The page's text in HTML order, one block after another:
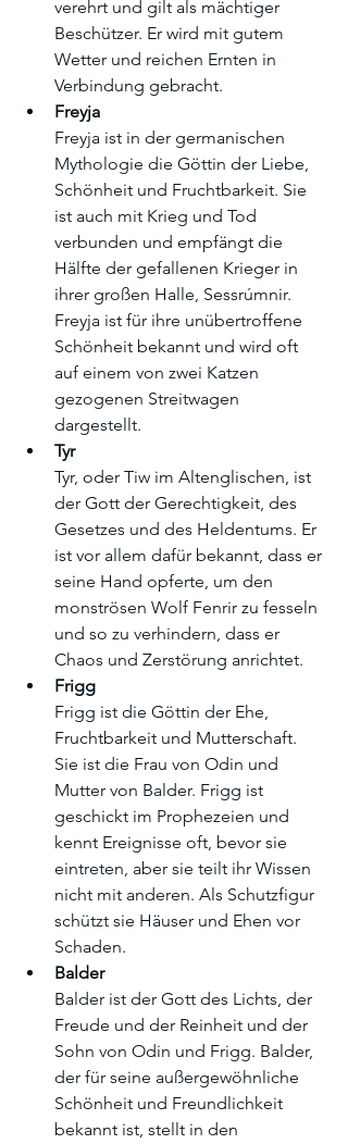
verehrt und gilt als mächtiger
Beschützer. Er wird mit gutem
Wetter und reichen Ernten in
Verbindung gebracht.
Freyja
Freyja ist in der germanischen
Mythologie die Göttin der Liebe,
Schönheit und Fruchtbarkeit. Sie
ist auch mit Krieg und Tod
verbunden und empfängt die
Hälfte der gefallenen Krieger in
ihrer großen Halle, Sessrúmnir.
Freyja ist für ihre unübertroffene
Schönheit bekannt und wird oft
auf einem von zwei Katzen
gezogenen Streitwagen
dargestellt.
Tyr
Tyr, oder Tiw im Altenglischen, ist
der Gott der Gerechtigkeit, des
Gesetzes und des Heldentums. Er
ist vor allem dafür bekannt, dass er
seine Hand opferte, um den
monströsen Wolf Fenrir zu fesseln
und so zu verhindern, dass er
Chaos und Zerstörung anrichtet.
Frigg
Frigg ist die Göttin der Ehe,
Fruchtbarkeit und Mutterschaft.
Sie ist die Frau von Odin und
Mutter von Balder. Frigg ist
geschickt im Prophezeien und
kennt Ereignisse oft, bevor sie
eintreten, aber sie teilt ihr Wissen
nicht mit anderen. Als Schutzfigur
schützt sie Häuser und Ehen vor
Schaden.
Balder
Balder ist der Gott des Lichts, der
Freude und der Reinheit und der
Sohn von Odin und Frigg. Balder,
der für seine außergewöhnliche
Schönheit und Freundlichkeit
bekannt ist, stellt in den